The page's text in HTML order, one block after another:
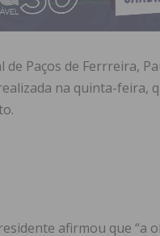
de Paços de Ferrreira,
na quinta-feira,
afirmou que “a